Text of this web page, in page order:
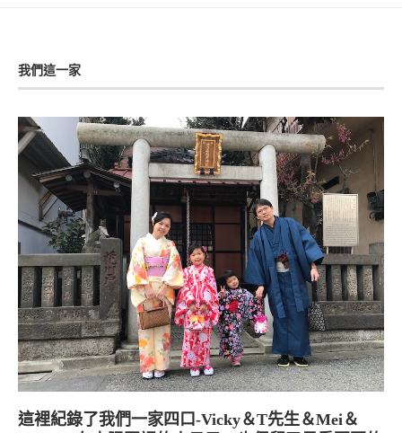
我們這一家
這裡紀錄了我們一家四口-Vicky＆T先生＆Mei＆